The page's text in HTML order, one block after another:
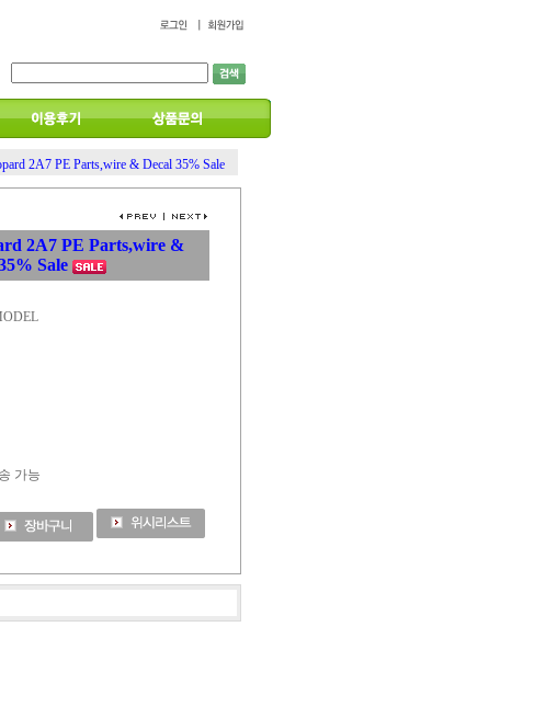
2A7 PE Parts,wire & Decal 35% Sale
2A7 PE Parts,wire &
Sale
가능